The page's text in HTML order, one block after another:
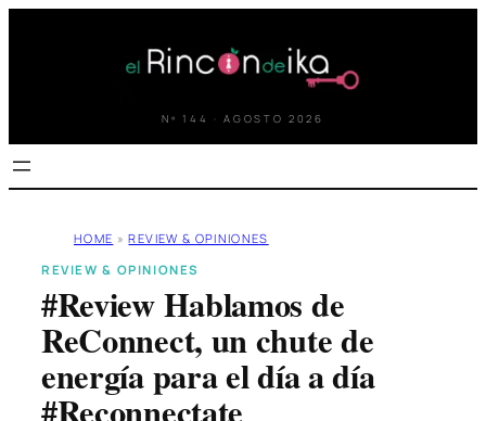
Nº 144 · AGOSTO 2026
HOME » REVIEW & OPINIONES
REVIEW & OPINIONES
#Review Hablamos de
ReConnect, un chute de
energía para el día a día
#Reconnectate